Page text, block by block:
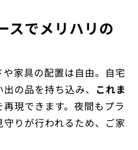
スでメリハリの
家具の配置は自由。自宅
の品を持ち込み、 これま
再現できます。夜間もプラ
りが行われるため、ご家